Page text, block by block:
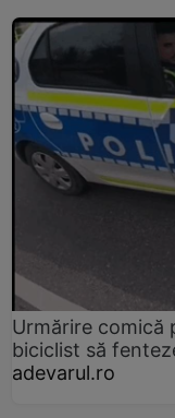
Urmărire comică
biciclist să
adevarul.ro